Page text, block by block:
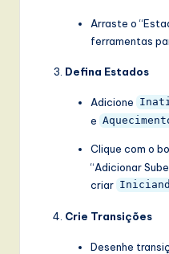
Arraste o
ferramentas
Defina Estados
Adicione
e
Clique com o
“Adicionar
criar
Crie Transições
Desenhe